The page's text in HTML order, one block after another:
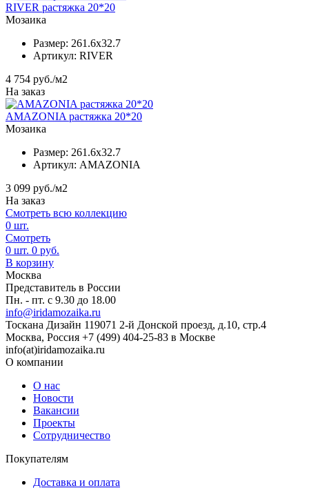
RIVER растяжка 20*20
Мозаика
Размер: 261.6x32.7
Артикул: RIVER
4 754 руб./м2
На заказ
AMAZONIA растяжка 20*20
Мозаика
Размер: 261.6x32.7
Артикул: AMAZONIA
3 099 руб./м2
На заказ
Смотреть всю коллекцию
0 шт.
Смотреть
0 шт. 0 руб.
В корзину
Москва
Представитель в России
Пн. - пт. с 9.30 до 18.00
info@iridamozaika.ru
Тоскана Дизайн 119071 2-й Донской проезд, д.10, стр.4
Москва, Россия +7 (499) 404-25-83 в Москве
info(at)iridamozaika.ru
О компании
О нас
Новости
Вакансии
Проекты
Сотрудничество
Покупателям
Доставка и оплата